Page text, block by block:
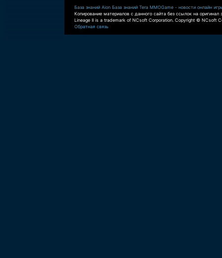
База знаний Aion База знаний Tera MMOGame - новости онлайн
Копирование материалов с данного сайта без ссылок на оригинал
Lineage II is a trademark of NCsoft Corporation. Copyright © NCsoft
Обратная связь